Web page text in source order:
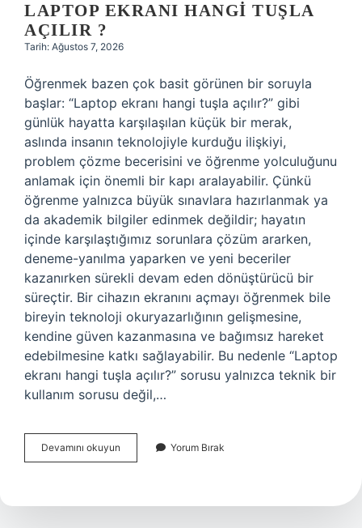
LAPTOP EKRANI HANGI TUŞLA
AÇILIR ?
Tarih: Ağustos 7, 2026
Öğrenmek bazen çok basit görünen bir soruyla
başlar: “Laptop ekranı hangi tuşla açılır?” gibi
günlük hayatta karşılaşılan küçük bir merak,
aslında insanın teknolojiyle kurduğu ilişkiyi,
problem çözme becerisini ve öğrenme yolculuğunu
anlamak için önemli bir kapı aralayabilir. Çünkü
öğrenme yalnızca büyük sınavlara hazırlanmak ya
da akademik bilgiler edinmek değildir; hayatın
içinde karşılaştığımız sorunlara çözüm ararken,
deneme-yanılma yaparken ve yeni beceriler
kazanırken sürekli devam eden dönüştürücü bir
süreçtir. Bir cihazın ekranını açmayı öğrenmek bile
bireyin teknoloji okuryazarlığının gelişmesine,
kendine güven kazanmasına ve bağımsız hareket
edebilmesine katkı sağlayabilir. Bu nedenle “Laptop
ekranı hangi tuşla açılır?” sorusu yalnızca teknik bir
kullanım sorusu değil,…
Devamını okuyun
ekranı
açılır
Yorum Bırak